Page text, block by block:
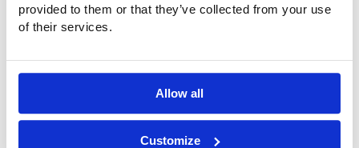
provided to them or that they’ve collected from your use
of their services.
Allow all
Customize